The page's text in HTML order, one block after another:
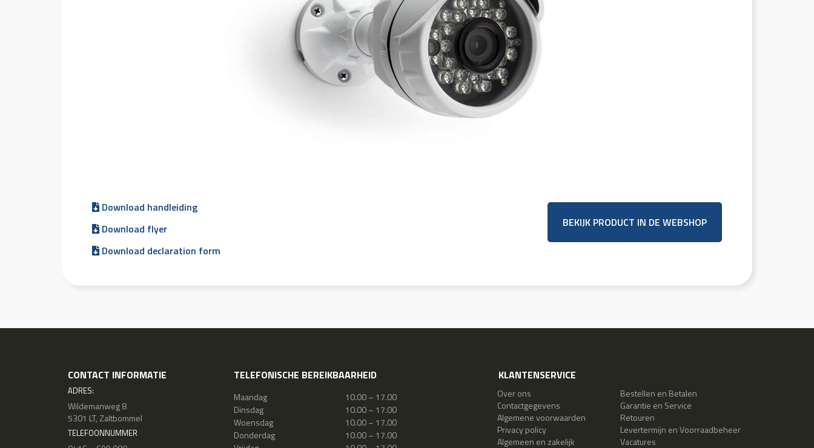
Download handleiding
Download flyer
Download declaration form
BEKIJK PRODUCT IN DE WEBSHOP
CONTACT INFORMATIE
ADRES:
Wildemanweg 8
5301 LT, Zaltbommel
TELEFOONNUMMER
TELEFONISCHE BEREIKBAARHEID
Maandag
10.00 – 17.00
Dinsdag
10.00 – 17.00
Woensdag
10.00 – 17.00
Donderdag
10.00 – 17.00
KLANTENSERVICE
Over ons
Contactgegevens
Algemene voorwaarden
Privacy policy
Algemeen en zakelijk
Bestellen en Betalen
Garantie en Service
Retouren
Levertermijn en Voorraadbeheer
Vacatures